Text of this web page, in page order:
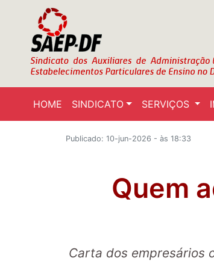
HOME SINDICATO SERVIÇOS
Publicado: 10-jun-2026 - às 18:33
Quem
Carta dos empresários